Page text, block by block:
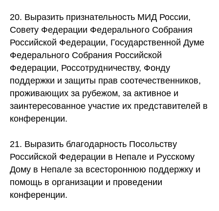
20. Выразить признательность МИД России,
Совету Федерации Федерального Собрания
Российской Федерации, Государственной Думе
Федерального Собрания Российской
Федерации, Россотрудничеству, Фонду
поддержки и защиты прав соотечественников,
проживающих за рубежом, за активное и
заинтересованное участие их представителей в
конференции.
21. Выразить благодарность Посольству
Российской Федерации в Непале и Русскому
Дому в Непале за всестороннюю поддержку и
помощь в организации и проведении
конференции.